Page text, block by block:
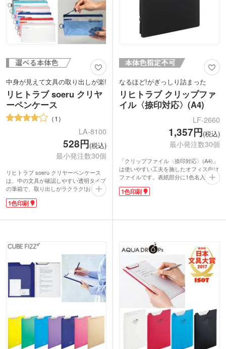
中身が見えて文具の取り出しが楽!
リヒトラブ soeru クリヤ
ーペンケース
1
LA-8100
528円(税込)
最小発注数30個
リヒトラブ soeru クリヤーペンケース
は、中の文具が確認しやすい透明タイプ
の筆箱で、取り出しがラクラク!おしゃ
れな色付きの内ポケットには、小物を分
けて入れられます。側面のリングは、キ
暮らしに彩りを“そえる”文具メーカー
マチ付きでペンは約20本入ります。
1色名入れ印刷をすれば、オリジナルペ
ンケースが作れます。セミナーやオープ
ンキャンパスにおすすめのノベルティで
す。
動画提供 : リヒトラブ【公式】
1色印刷
なるほど!がぎっしり詰まった
リヒトラブ クリップファ
イル〈捺印対応〉(A4)
LF-2660
1,357円(税込)
最小発注数30個
「クリップファイル〈捺印対応〉(A4)」
は使いやすい工夫を施したオフィス向け
ファイルです。表紙部分に1色名入れが
微妙なクッション性と紙が滑りにくい素
クリップ部分は、片手で上部を押さえて
簡単にオープン&ロックできます。ロッ
クが付いているので挟んだ下の資料を片
手で「さっ」と取り出せます。
1色印刷